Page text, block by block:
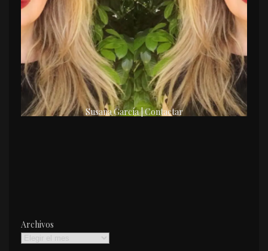
Susana García | Contactar
Archivos